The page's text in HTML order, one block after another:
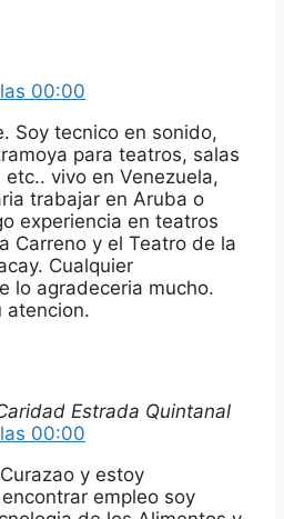
00:00
Soy tecnico en sonido,
para teatros, salas
vivo en Venezuela,
trabajar en Aruba o
experiencia en teatros
Carreno y el Teatro de la
Cualquier
lo agradeceria mucho.
atencion.
Estrada Quintanal
00:00
y estoy
empleo soy